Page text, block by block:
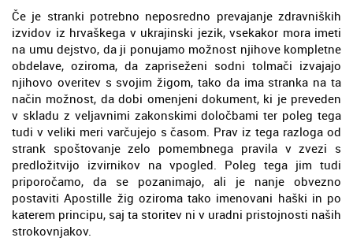
Če je stranki potrebno neposredno prevajanje zdravniških
izvidov iz hrvaškega v ukrajinski jezik, vsekakor mora imeti
na umu dejstvo, da ji ponujamo možnost njihove kompletne
obdelave, oziroma, da zapriseženi sodni tolmači izvajajo
njihovo overitev s svojim žigom, tako da ima stranka na ta
način možnost, da dobi omenjeni dokument, ki je preveden
v skladu z veljavnimi zakonskimi določbami ter poleg tega
tudi v veliki meri varčujejo s časom. Prav iz tega razloga od
strank spoštovanje zelo pomembnega pravila v zvezi s
predložitvijo izvirnikov na vpogled. Poleg tega jim tudi
priporočamo, da se pozanimajo, ali je nanje obvezno
postaviti Apostille žig oziroma tako imenovani haški in po
katerem principu, saj ta storitev ni v uradni pristojnosti naših
strokovnjakov.